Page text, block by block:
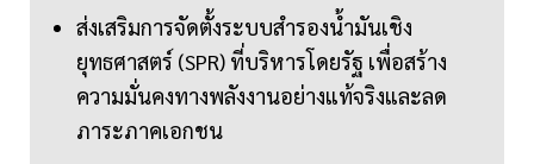
ส่งเสริมการจัดตั้งระบบสำรองน้ำมันเชิง
ยุทธศาสตร์ (SPR) ที่บริหารโดยรัฐ เพื่อสร้าง
ความมั่นคงทางพลังงานอย่างแท้จริงและลด
ภาระภาคเอกชน